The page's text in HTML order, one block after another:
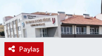
Paylaş